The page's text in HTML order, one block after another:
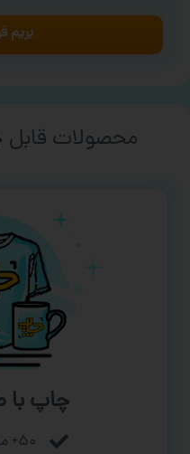
بریم
محصولات
چاپ با
۵۰+ محصول قابل چاپ